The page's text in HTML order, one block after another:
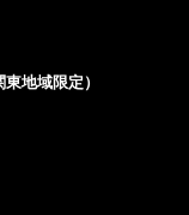
地域限定）